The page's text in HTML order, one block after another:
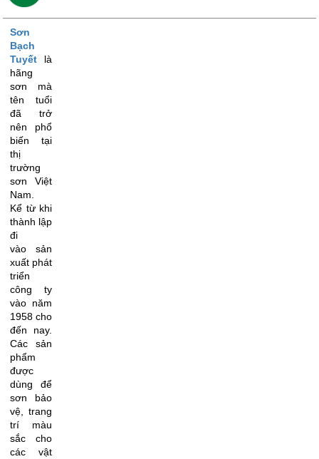
Sơn
Bạch
Tuyết là
hãng
sơn mà
tên tuổi
đã trở
nên phổ
biến tại
thị
trường
sơn Việt
Nam.
Kể từ khi
thành lập
đi
vàosản
xuất phát
triển
công ty
vào năm
1958cho
đến nay.
Các sản
phẩm
được
dùng để
sơn bảo
vệ, trang
trí màu
sắc cho
các vật